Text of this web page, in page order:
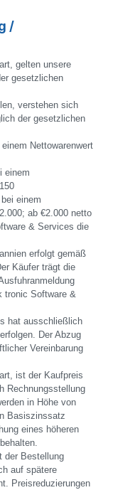
/
gelten unsere
gesetzlichen
verstehen sich
der gesetzlichen
Nettowarenwert
einem
einem
ab €2.000 netto
& Services die
erfolgt gemäß
Käufer trägt die
tronic Software &
hat ausschließlich
Der Abzug
Vereinbarung
ist der Kaufpreis
Rechnungsstellung
in Höhe von
Basiszinssatz
eines höheren
der Bestellung
auf spätere
Preisreduzierungen